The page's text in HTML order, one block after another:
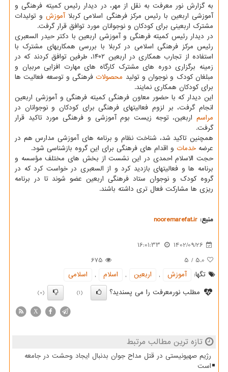
به گزارش نور معرفت به نقل از مهر، در دیدار رئیس کمیته فرهنگی و
آموزشی اربعین با رئیس مرکز فرهنگی اسلامی کربلاآموزشو تولیدات
مشترک اربعینی برای کودکان و نوجوانان مورد توافق قرار گرفت.
در دیدار رئیس کمیته فرهنگی و آموزشی اربعین با دکتر حیدر السعبری
رئیس مرکز فرهنگی اسلامی در کربلا با بررسی همکاریهای مشترک با
استفاده از تجارب همکاری در اربعین ۱۴۰۲، طرفین توافق کردند که در
زمینه برگزاری دوره های مشترک کارگاه های مهارت افزایی مربیان و
مبلغان کودک و نوجوان و تولید محصولات فرهنگی و توسعه فعالیت ها
برای کودکان همکاری نمایند.
این دیدار که با حضور معاون فرهنگی کمیته فرهنگی و آموزشی اربعین
انجام گرفت، بر لزوم فعالیتهای فرهنگی برای کودکان و نوجوانان در
مراسم اربعین، توجه زیست بوم آموزشی و فرهنگی مورد تاکید قرار
گرفت.
همچنین تاکید شد، شناخت نظام و برنامه های آموزشی مدارس هم در
عرضه خدمات و اقدام های فرهنگی برای این گروه بازشناسی شود.
حجت الاسلام احمدی در این نشست از بخش های مختلف مؤسسه و
برنامه ها و فعالیتهای بازدید کرد و از السعبری در خواست کرد که در
گروه کودک و نوجوان ستاد فرهنگی اربعین عضو شوند تا در برنامه
ریزی ها مشارکت فعال تری داشته باشند.
منبع: nooremarefat.ir
1402/09/26
16:01:33
5.0
/
5
675
تگها:
آموزش , اربعین , اسلام ,
اسلامی
مطلب نورمعرفت را می پسندید؟
(1)
(0)
X
تازه ترین مطالب مرتبط
رژیم صهیونیستی در قتل مداح جوان بدنبال ایجاد وحشت در جامعه
است